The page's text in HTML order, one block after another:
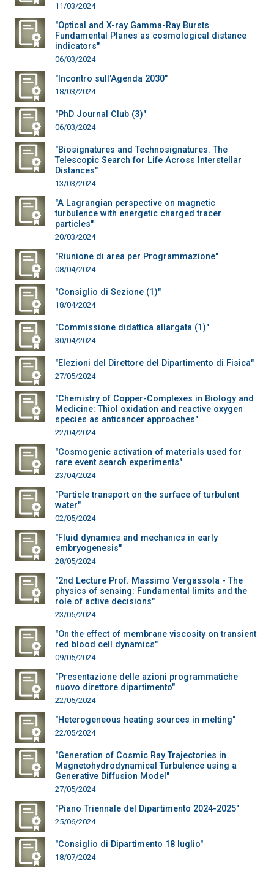
11/03/2024
"Optical and X-ray Gamma-Ray Bursts
Fundamental Planes as cosmological distance
indicators"
06/03/2024
"Incontro sull'Agenda 2030"
18/03/2024
"PhD Journal Club (3)"
06/03/2024
"Biosignatures and Technosignatures. The
Telescopic Search for Life Across Interstellar
Distances"
13/03/2024
"A Lagrangian perspective on magnetic
turbulence with energetic charged tracer
particles"
20/03/2024
"Riunione di area per Programmazione"
08/04/2024
"Consiglio di Sezione (1)"
18/04/2024
"Commissione didattica allargata (1)"
30/04/2024
"Elezioni del Direttore del Dipartimento di Fisica"
27/05/2024
"Chemistry of Copper-Complexes in Biology and
Medicine: Thiol oxidation and reactive oxygen
species as anticancer approaches"
22/04/2024
"Cosmogenic activation of materials used for
rare event search experiments"
23/04/2024
"Particle transport on the surface of turbulent
water"
02/05/2024
"Fluid dynamics and mechanics in early
embryogenesis"
28/05/2024
"2nd Lecture Prof. Massimo Vergassola - The
physics of sensing: Fundamental limits and the
role of active decisions"
23/05/2024
"On the effect of membrane viscosity on transient
red blood cell dynamics"
09/05/2024
"Presentazione delle azioni programmatiche
nuovo direttore dipartimento"
22/05/2024
"Heterogeneous heating sources in melting"
22/05/2024
"Generation of Cosmic Ray Trajectories in
Magnetohydrodynamical Turbulence using a
Generative Diffusion Model"
27/05/2024
"Piano Triennale del Dipartimento 2024-2025"
25/06/2024
"Consiglio di Dipartimento 18 luglio"
18/07/2024